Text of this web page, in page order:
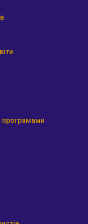
програмами